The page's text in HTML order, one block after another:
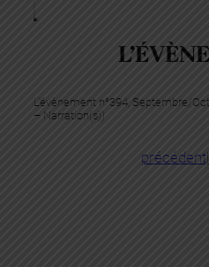
L’évènement n°394, Septembre/
– Narration(s))
précédent|